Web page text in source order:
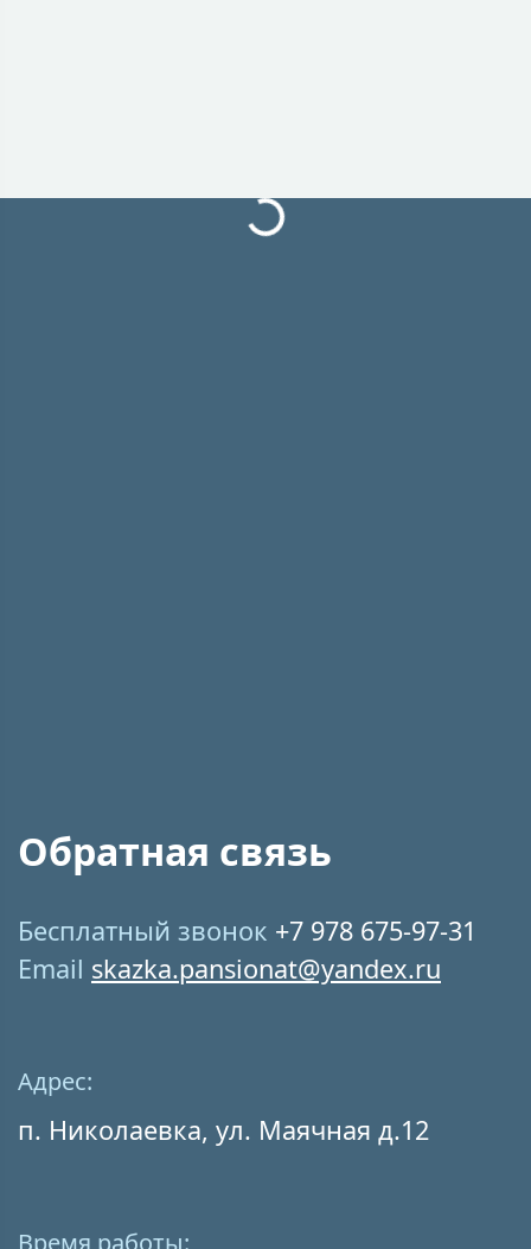
Обратная связь
Бесплатный звонок +7 978 675-97-31
Email skazka.pansionat@yandex.ru
Адрес:
п. Николаевка, ул. Маячная д.12
Время работы: